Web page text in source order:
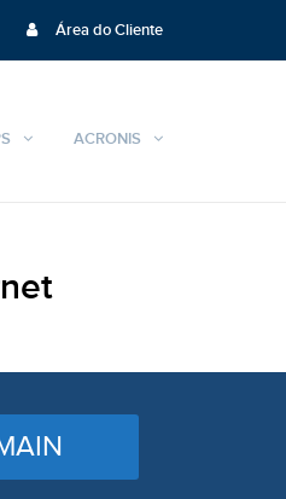
Área do Cliente
ACRONIS